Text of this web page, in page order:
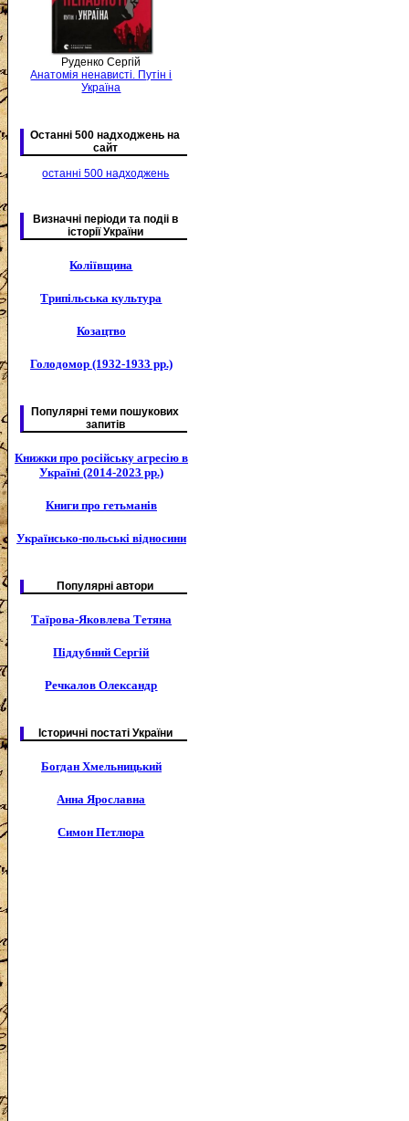
Руденко Сергій
Анатомія ненависті. Путін і
Україна
Останні 500 надходжень на
сайт
останні 500 надходжень
Визначні періоди та подіі в
історії України
Коліївщина
Трипільська культура
Козацтво
Голодомор (1932-1933 рр.)
Популярні теми пошукових
запитів
Книжки про російську агресію в
Україні (2014-2023 рр.)
Книги про гетьманів
Українсько-польські відносини
Популярні автори
Таїрова-Яковлева Тетяна
Піддубний Сергій
Речкалов Олександр
Історичні постаті України
Богдан Хмельницький
Анна Ярославна
Симон Петлюра